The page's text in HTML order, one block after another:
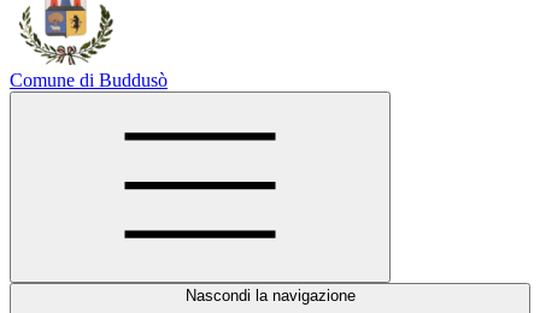
Comune di Buddusò
Nascondi la navigazione